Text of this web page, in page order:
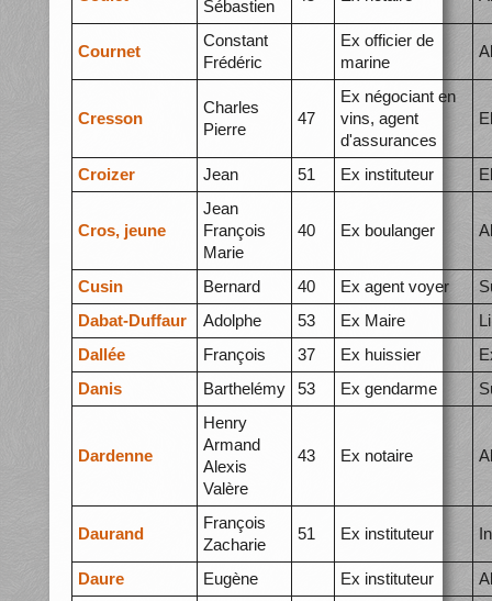
Sébastien
Cournet
Constant
Frédéric
Ex officier de
marine
Cresson
Charles
Pierre
47
Ex négociant en
vins, agent
d'assurances
Croizer Jean 51 Ex instituteur
Cros, jeune
Jean
François
Marie
40 Ex boulanger
Cusin Bernard 40 Ex agent voyer
Dabat-Duffaur
Adolphe 53 Ex Maire
Dallée
François 37 Ex huissier
Danis
Barthelémy 53 Ex gendarme
Dardenne
Henry
Armand
Alexis
Valère
43 Ex notaire
Daurand
François
Zacharie
51 Ex instituteur
Daure Eugène Ex instituteur